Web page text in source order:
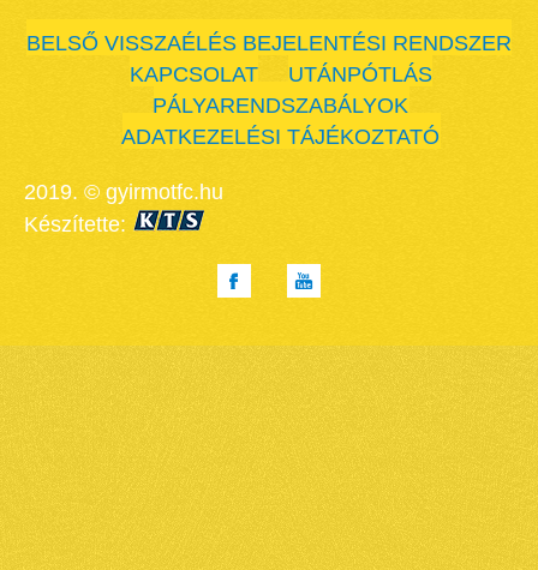
BELSŐ VISSZAÉLÉS BEJELENTÉSI RENDSZER
KAPCSOLAT
UTÁNPÓTLÁS
PÁLYARENDSZABÁLYOK
ADATKEZELÉSI TÁJÉKOZTATÓ
2019. © gyirmotfc.hu
Készítette: